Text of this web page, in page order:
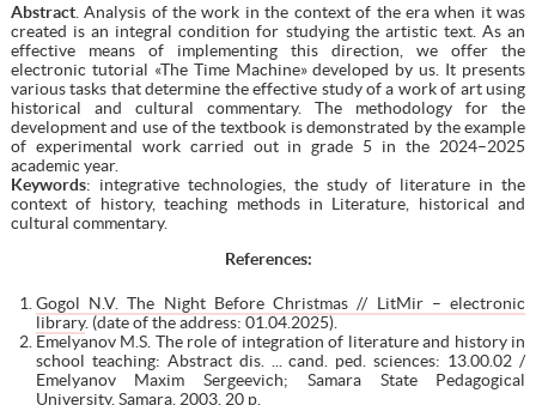
Abstract. Analysis of the work in the context of the era when it was
created is an integral condition for studying the artistic text. As an
effective means of implementing this direction, we offer the
electronic tutorial «The Time Machine» developed by us. It presents
various tasks that determine the effective study of a work of art using
historical and cultural commentary. The methodology for the
development and use of the textbook is demonstrated by the example
of experimental work carried out in grade 5 in the 2024–2025
academic year.
Keywords: integrative technologies, the study of literature in the
context of history, teaching methods in Literature, historical and
cultural commentary.
References:
Gogol N.V. The Night Before Christmas // LitMir – electronic
library. (date of the address: 01.04.2025).
Emelyanov M.S. The role of integration of literature and history in
school teaching: Abstract dis. ... cand. ped. sciences: 13.00.02 /
Emelyanov Maxim Sergeevich; Samara State Pedagogical
University. Samara, 2003. 20 p.